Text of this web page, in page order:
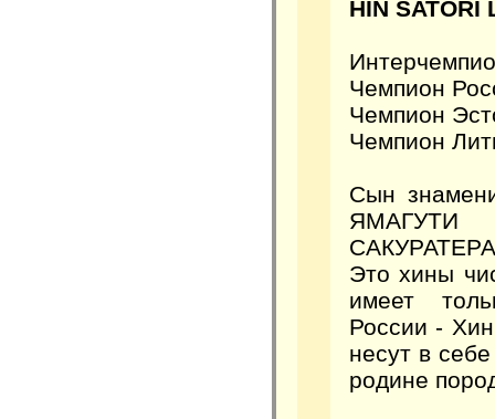
HIN SATORI
Чемпион
Чемпион
Чемпион
Сын
Это хины
имеет
России -
несут в
родине